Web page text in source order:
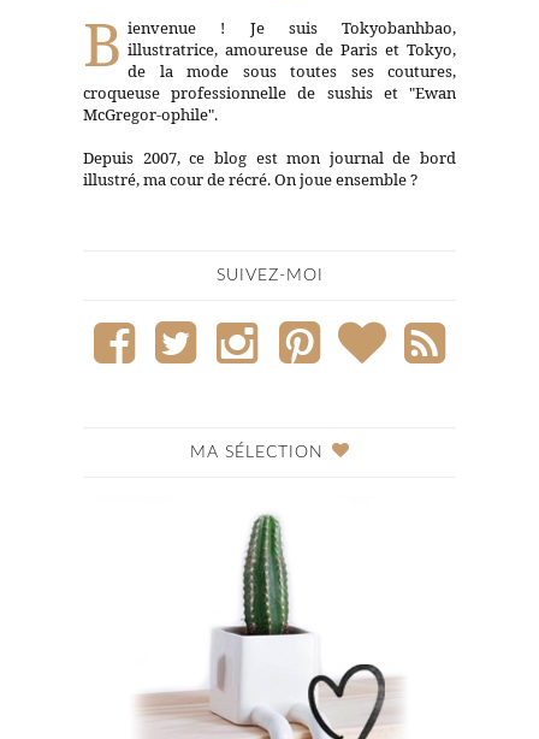
B ienvenue ! Je suis Tokyobanhbao,
illustratrice, amoureuse de Paris et Tokyo,
de la mode sous toutes ses coutures,
croqueuse professionnelle de sushis et "Ewan
McGregor-ophile".
Depuis 2007, ce blog est mon journal de bord
illustré, ma cour de récré. On joue ensemble ?
SUIVEZ-MOI
MA SÉLECTION